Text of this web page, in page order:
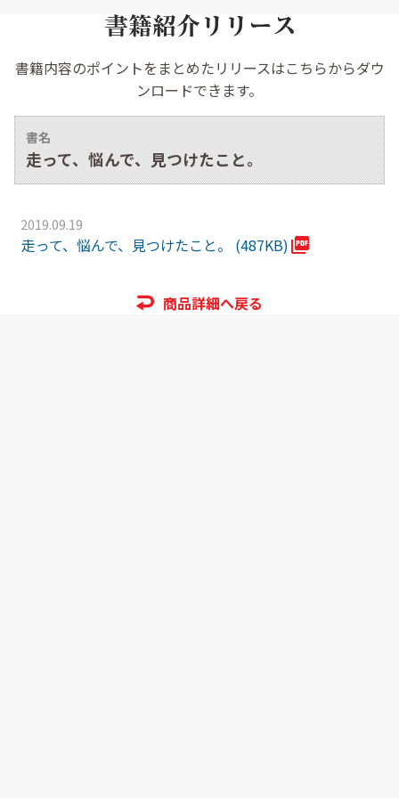
書籍内容のポイントをまとめたリリースはこちらからダウ
ンロードできます。
書名
走って、悩んで、見つけたこと。
2019.09.19
走って、悩んで、見つけたこと。 (487KB)
商品詳細へ戻る